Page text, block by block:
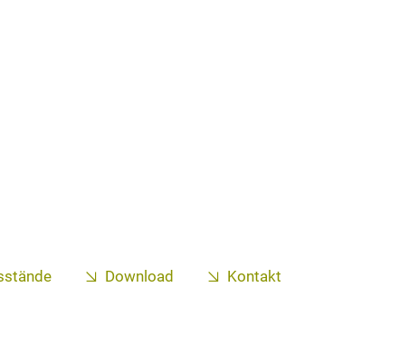
Download Kontakt